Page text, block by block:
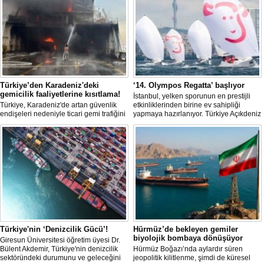
Türkiye’den Karadeniz'deki
gemicilik faaliyetlerine kısıtlama!
Türkiye, Karadeniz'de artan güvenlik
endişeleri nedeniyle ticari gemi trafiğini
kısıtlamaya başladı. Bu durum,
bölgedeki gıda güvenliğini tehdit ediyor.
‘14. Olympos Regatta’ başlıyor
İstanbul, yelken sporunun en prestijli
etkinliklerinden birine ev sahipliği
yapmaya hazırlanıyor. Türkiye Açıkdeniz
Yarış Kulübü (TAYK), Türkiye Yelken
birliğiyle hayata geçirilecek olan 14.
TAYK - Eker Olympos Regatta, 7
Ağustos'ta start alacak ve 16 Ağustos'a
kadar deniz tutkunlarını bir araya
getirecek. "Rüzgâ
Türkiye'nin ‘Denizcilik Gücü’!
Giresun Üniversitesi öğretim üyesi Dr.
Bülent Akdemir, Türkiye'nin denizcilik
sektöründeki durumunu ve geleceğini
Hürmüz’de bekleyen gemiler
biyolojik bombaya dönüşüyor
Hürmüz Boğazı’nda aylardır süren
jeopolitik kilitlenme, şimdi de küresel